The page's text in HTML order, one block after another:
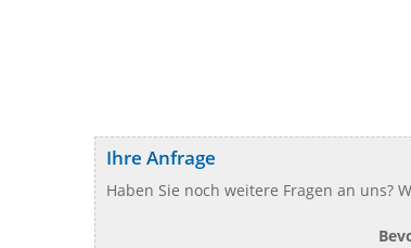
Ihre Anfrage
Haben Sie noch weitere Fragen an uns?